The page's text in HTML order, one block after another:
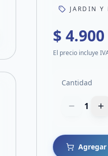
JARDIN Y
$ 4.900
El precio incluye
Cantidad
1